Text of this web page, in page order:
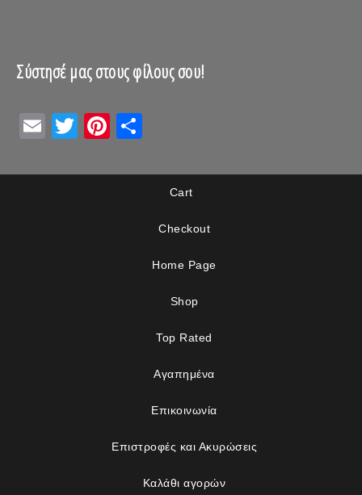
Σύστησέ μας στους φίλους σου!
EmailTwitterPinterest
Cart
Checkout
Home Page
Shop
Top Rated
Αγαπημένα
Επικοινωνία
Επιστροφές και Ακυρώσεις
Καλάθι αγορών